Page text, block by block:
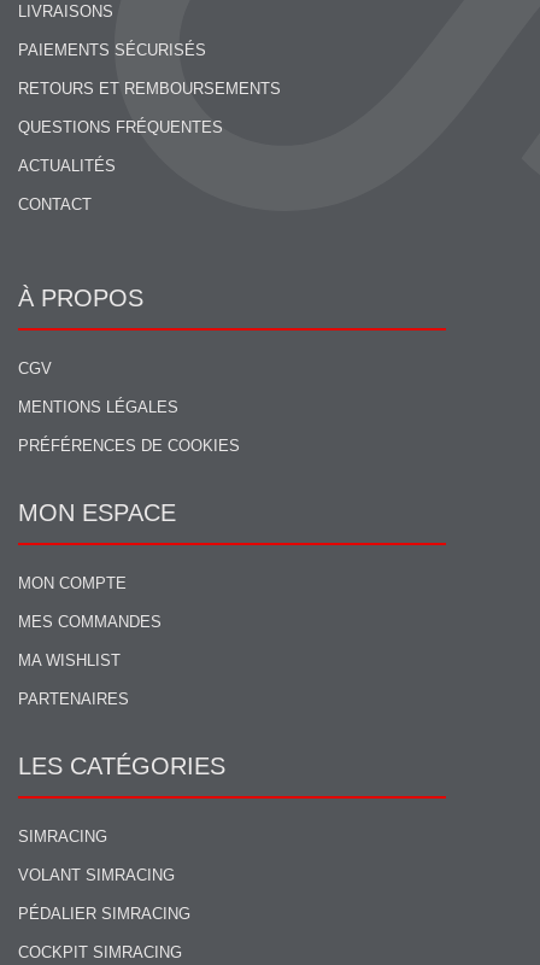
LIVRAISONS
PAIEMENTS SÉCURISÉS
RETOURS ET REMBOURSEMENTS
QUESTIONS FRÉQUENTES
ACTUALITÉS
CONTACT
À PROPOS
CGV
MENTIONS LÉGALES
PRÉFÉRENCES DE COOKIES
MON ESPACE
MON COMPTE
MES COMMANDES
MA WISHLIST
PARTENAIRES
LES CATÉGORIES
SIMRACING
VOLANT SIMRACING
PÉDALIER SIMRACING
COCKPIT SIMRACING